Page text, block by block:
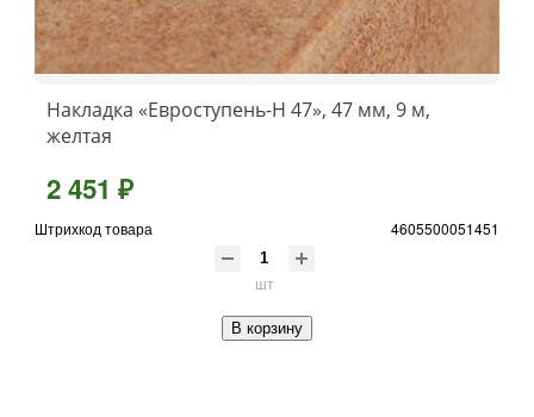
Накладка «Евроступень-Н 47», 47 мм, 9 м,
желтая
2 451 ₽
Штрихкод товара 4605500051451
шт
В корзину